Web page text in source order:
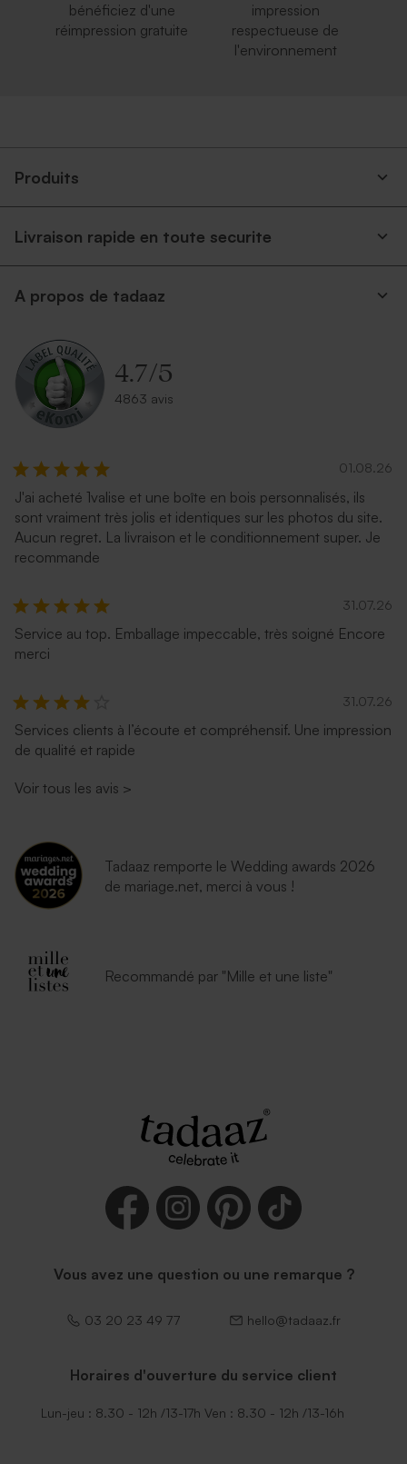
bénéficiez d'une
réimpression gratuite
impression
respectueuse de
l'environnement
Produits
Livraison rapide en toute securite
A propos de tadaaz
4.7/5
4863 avis
01.08.26
J'ai acheté 1valise et une boîte en bois personnalisés, ils
sont vraiment très jolis et identiques sur les photos du site.
Aucun regret. La livraison et le conditionnement super. Je
recommande
31.07.26
Service au top. Emballage impeccable, très soigné Encore
merci
31.07.26
Services clients à l’écoute et compréhensif. Une impression
de qualité et rapide
Voir tous les avis >
Tadaaz remporte le Wedding awards 2026
de mariage.net, merci à vous !
Recommandé par "Mille et une liste"
Vous avez une question ou une remarque ?
03 20 23 49 77 hello@tadaaz.fr
Horaires d'ouverture du service client
Lun-jeu : 8.30 - 12h /13-17h Ven : 8.30 - 12h /13-16h